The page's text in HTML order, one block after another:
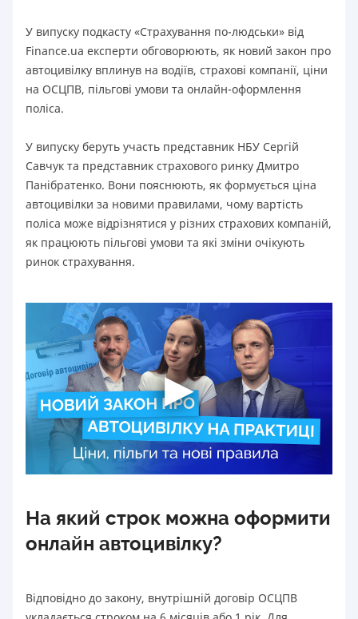
У випуску подкасту «Страхування по-людськи» від
Finance.ua експерти обговорюють, як новий закон про
автоцивілку вплинув на водіїв, страхові компанії, ціни
на ОСЦПВ, пільгові умови та онлайн-оформлення
поліса.
У випуску беруть участь представник НБУ Сергій
Савчук та представник страхового ринку Дмитро
Панібратенко. Вони пояснюють, як формується ціна
автоцивілки за новими правилами, чому вартість
поліса може відрізнятися у різних страхових компаній,
як працюють пільгові умови та які зміни очікують
ринок страхування.
На який строк можна оформити
онлайн автоцивілку?
Відповідно до закону, внутрішній договір ОСЦПВ